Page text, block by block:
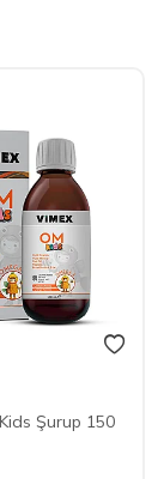
Şurup 150